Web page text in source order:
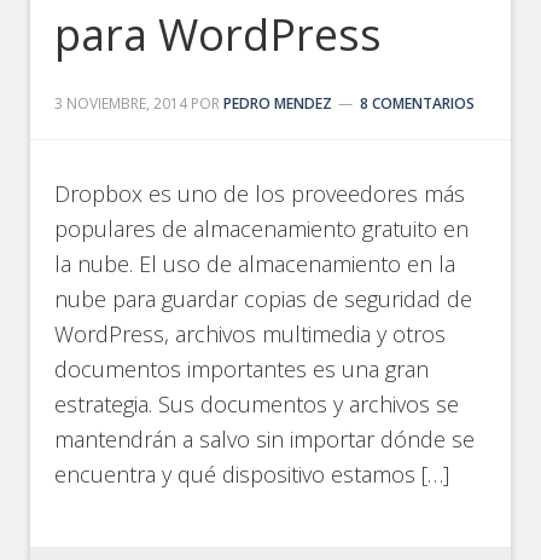
para WordPress
3 NOVIEMBRE, 2014 PORPEDRO MENDEZ 8 COMENTARIOS
Dropbox es uno de los proveedores más
populares de almacenamiento gratuito en
la nube. El uso de almacenamiento en la
nube para guardar copias de seguridad de
WordPress, archivos multimedia y otros
documentos importantes es una gran
estrategia. Sus documentos y archivos se
mantendrán a salvo sin importar dónde se
encuentra y qué dispositivo estamos […]